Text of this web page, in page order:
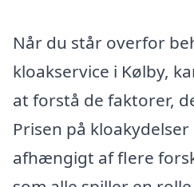
Når du står overfor
kloakservice i Kølby,
at forstå de faktorer,
Prisen på
afhængigt af flere